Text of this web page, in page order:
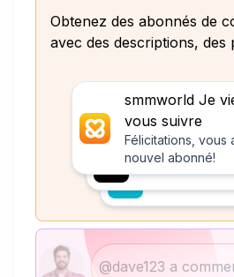
Obtenez des abonnés de
avec des descriptions,
smmworld Je
vous suivre
Félicitations, vous
nouvel abonné!
@dave123 a